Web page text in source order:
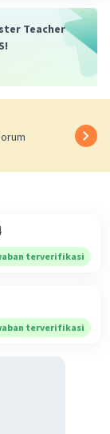
Teacher
terverifikasi
terverifikasi